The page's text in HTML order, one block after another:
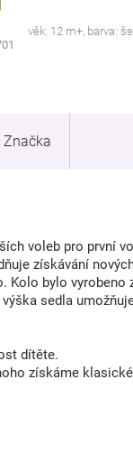
věk: 12 m+, barva:
Značka
voleb pro první
získávání
Kolo bylo
sedla
dítěte.
získáme